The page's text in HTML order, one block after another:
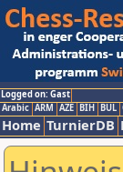
Logged on: Gast
Arabic ARM AZE BIH BUL
Home TurnierDB